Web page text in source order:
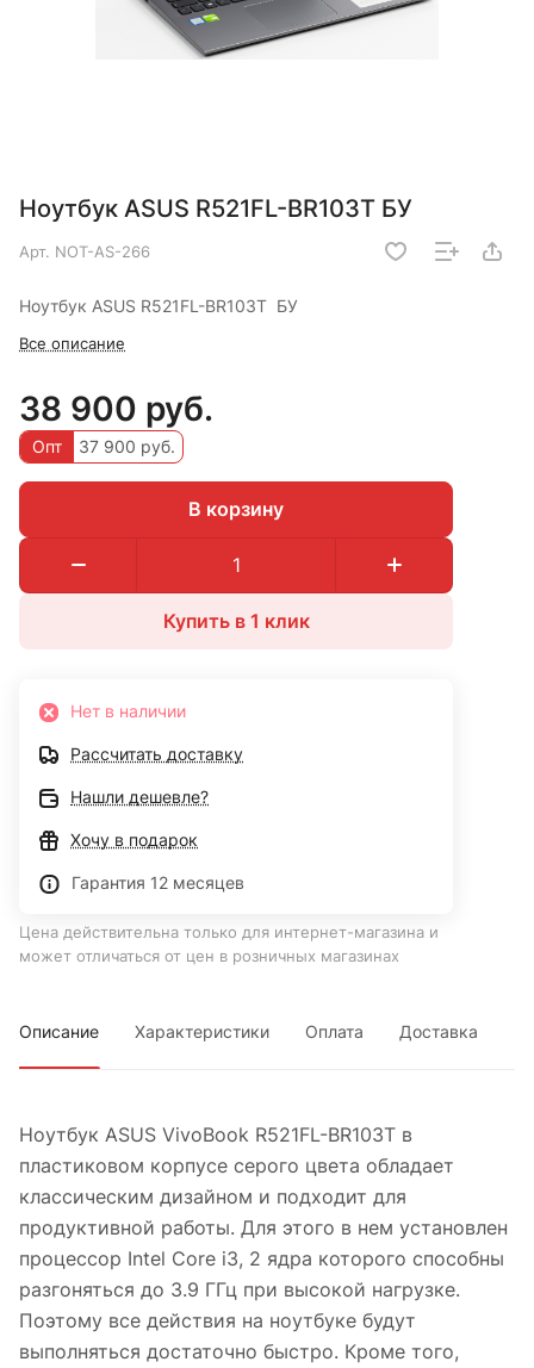
Ноутбук ASUS R521FL-BR103T БУ
Арт. NOT-AS-266
Ноутбук ASUS R521FL-BR103T БУ
Все описание
38 900 руб.
Опт 37 900 руб.
В корзину
Купить в 1 клик
Нет в наличии
Рассчитать доставку
Нашли дешевле?
Хочу в подарок
Гарантия 12 месяцев
Цена действительна только для интернет-магазина и
может отличаться от цен в розничных магазинах
Описание Характеристики Оплата Доставка
Ноутбук ASUS VivoBook R521FL-BR103T в
пластиковом корпусе серого цвета обладает
классическим дизайном и подходит для
продуктивной работы. Для этого в нем установлен
процессор Intel Core i3, 2 ядра которого способны
разгоняться до 3.9 ГГц при высокой нагрузке.
Поэтому все действия на ноутбуке будут
выполняться достаточно быстро. Кроме того,